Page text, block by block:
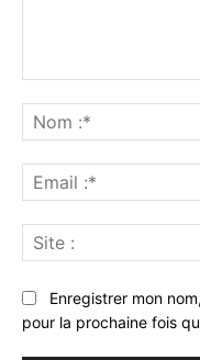
Enregistrer mon
pour la prochaine fois